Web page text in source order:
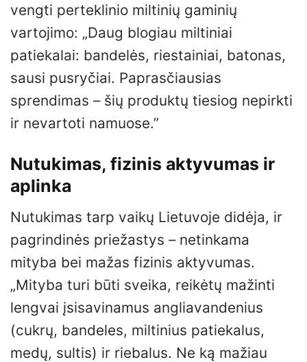
vengti perteklinio miltinių gaminių
vartojimo: „Daug blogiau miltiniai
patiekalai: bandelės, riestainiai, batonas,
sausi pusryčiai. Paprasčiausias
sprendimas – šių produktų tiesiog nepirkti
ir nevartoti namuose.”
Nutukimas, fizinis aktyvumas ir
aplinka
Nutukimas tarp vaikų Lietuvoje didėja, ir
pagrindinės priežastys – netinkama
mityba bei mažas fizinis aktyvumas.
„Mityba turi būti sveika, reikėtų mažinti
lengvai įsisavinamus angliavandenius
(cukrų, bandeles, miltinius patiekalus,
medų, sultis) ir riebalus. Ne ką mažiau